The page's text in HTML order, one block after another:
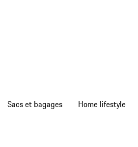
Sacs et bagages Home lifestyle